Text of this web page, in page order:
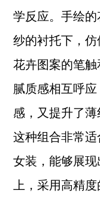
学反应。手绘
纱的衬托下，仿
花卉图案的笔
腻质感相互呼
感，又提升了薄
这种组合非常
女装，能够展
上，采用高精